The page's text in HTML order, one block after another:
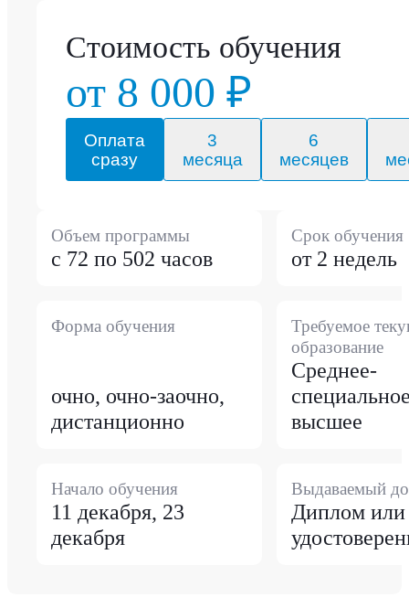
Стоимость обучения
от 8 000 ₽
Оплата
сразу
3
месяца
6
месяцев
Объем программы
с 72 по 502 часов
Срок обучения
от 2 недель
Форма обучения
очно, очно-заочно,
дистанционно
Требуемое
образование
Среднее-
высшее
Начало обучения
11 декабря, 23
декабря
Выдаваемый
Диплом или